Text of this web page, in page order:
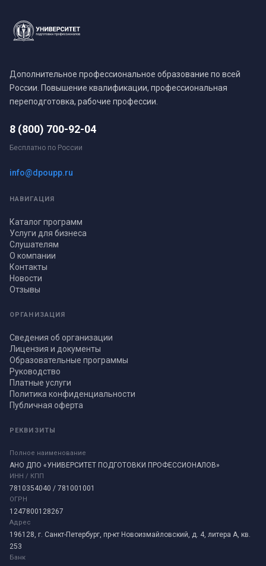
Дополнительное профессиональное образование по всей
России. Повышение квалификации, профессиональная
переподготовка, рабочие профессии.
8 (800) 700-92-04
Бесплатно по России
info@dpoupp.ru
НАВИГАЦИЯ
Каталог программ
Услуги для бизнеса
Слушателям
О компании
Контакты
Новости
Отзывы
ОРГАНИЗАЦИЯ
Сведения об организации
Лицензия и документы
Образовательные программы
Руководство
Платные услуги
Политика конфиденциальности
Публичная оферта
РЕКВИЗИТЫ
Полное наименование
АНО ДПО «УНИВЕРСИТЕТ ПОДГОТОВКИ ПРОФЕССИОНАЛОВ»
ИНН / КПП
7810354040 / 781001001
ОГРН
1247800128267
Адрес
196128, г. Санкт-Петербург, пр-кт Новоизмайловский, д. 4, литера А, кв.
253
Банк